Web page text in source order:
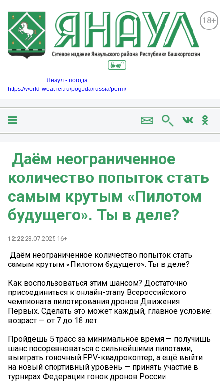
18+
Янаул - погода
https://world-weather.ru/pogoda/russia/perm/
️ Даём неограниченное
количество попыток стать
самым крутым «Пилотом
будущего». Ты в деле?
12:22 23.07.2025 16+
️ Даём неограниченное количество попыток стать
самым крутым «Пилотом будущего». Ты в деле?
Как воспользоваться этим шансом? Достаточно
присоединиться к онлайн-этапу Всероссийского
чемпионата пилотирования дронов Движения
Первых. Сделать это может каждый, главное условие:
возраст — от 7 до 18 лет.
Пройдёшь 5 трасс за минимальное время — получишь
шанс посоревноваться с сильнейшими пилотами,
выиграть гоночный FPV-квадрокоптер, а ещё выйти
на новый спортивный уровень — принять участие в
турнирах Федерации гонок дронов России